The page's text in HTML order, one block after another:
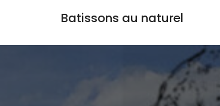
Batissons au naturel